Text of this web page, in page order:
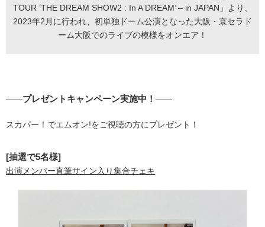
TOUR ‘THE DREAM SHOW2 : In A DREAM’ – in JAPAN」より、
2023年2月に行われ、初単独ドーム公演となった大阪・京セラド
ーム大阪でのライブの模様をオンエア！
――プレゼントキャンペーン実施中！ ――
スカパー！でエムオン!をご視聴の方にプレゼント！
[抽選で5名様]
出演メンバー直筆サイン入り集合チェキ